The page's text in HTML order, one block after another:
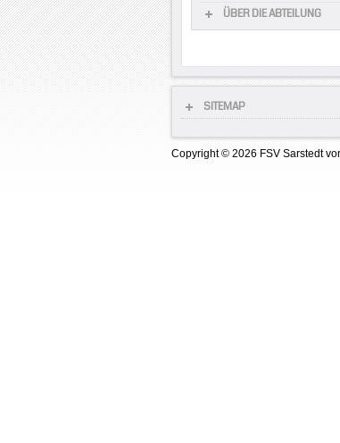
ÜBER DIE ABTEILUNG
SITEMAP
Copyright © 2026 FSV Sarstedt